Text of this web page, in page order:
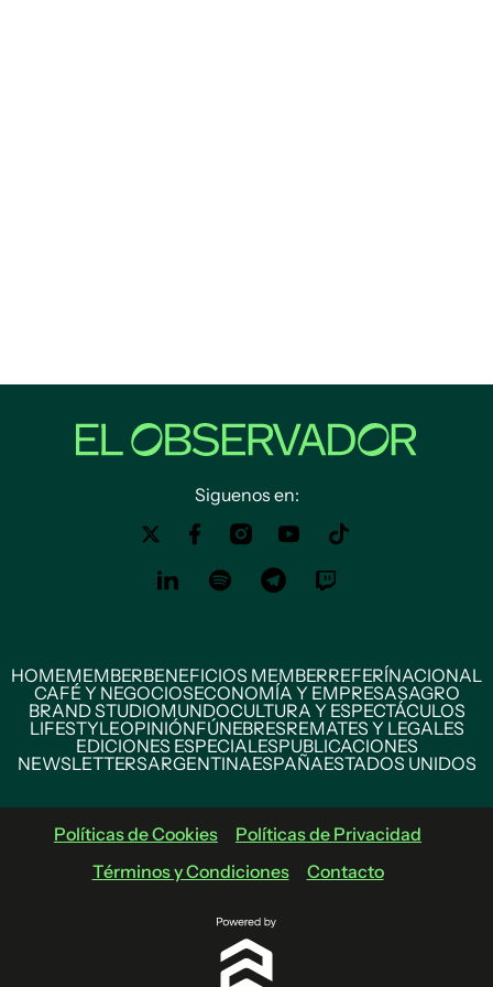
Siguenos en:
HOMEMEMBERBENEFICIOS MEMBERREFERÍNACIONAL
CAFÉ Y NEGOCIOSECONOMÍA Y EMPRESASAGRO
BRAND STUDIOMUNDOCULTURA Y ESPECTÁCULOS
LIFESTYLEOPINIÓNFÚNEBRESREMATES Y LEGALES
EDICIONES ESPECIALESPUBLICACIONES
NEWSLETTERSARGENTINAESPAÑAESTADOS UNIDOS
Políticas de Cookies
Políticas de Privacidad
Términos y Condiciones
Contacto